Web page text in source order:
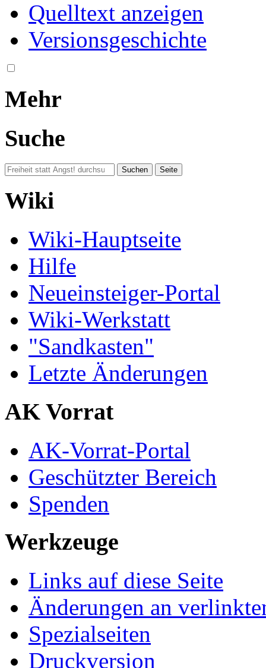
Quelltext anzeigen
Versionsgeschichte
Mehr
Suche
Wiki
Wiki-Hauptseite
Hilfe
Neueinsteiger-Portal
Wiki-Werkstatt
"Sandkasten"
Letzte Änderungen
AK Vorrat
AK-Vorrat-Portal
Geschützter Bereich
Spenden
Werkzeuge
Links auf diese Seite
Änderungen an
Spezialseiten
Druckversion